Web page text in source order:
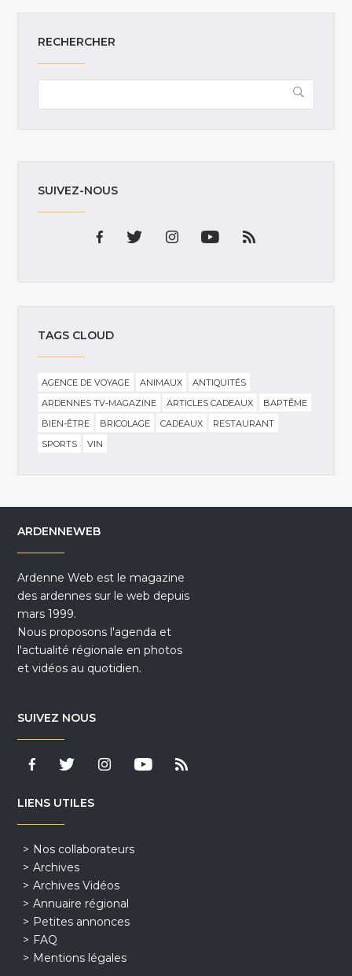
RECHERCHER
SUIVEZ-NOUS
TAGS CLOUD
AGENCE DE VOYAGE ANIMAUX
ANTIQUITÉS
ARDENNES TV-MAGAZINE
ARTICLES CADEAUX
BAPTÊME
BIEN-ÊTRE
BRICOLAGE CADEAUX
RESTAURANT
SPORTS
VIN
ARDENNEWEB
Ardenne Web est le magazine
des ardennes sur le web depuis
mars 1999.
Nous proposons l'agenda et
l'actualité régionale en photos
et vidéos au quotidien.
SUIVEZ NOUS
LIENS UTILES
Nos collaborateurs
Archives
Archives Vidéos
Annuaire régional
Petites annonces
FAQ
Mentions légales